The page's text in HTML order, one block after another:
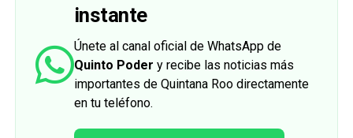
instante
Únete al canal oficial de WhatsApp de
Quinto Poder y recibe las noticias más
importantes de Quintana Roo directamente
en tu teléfono.